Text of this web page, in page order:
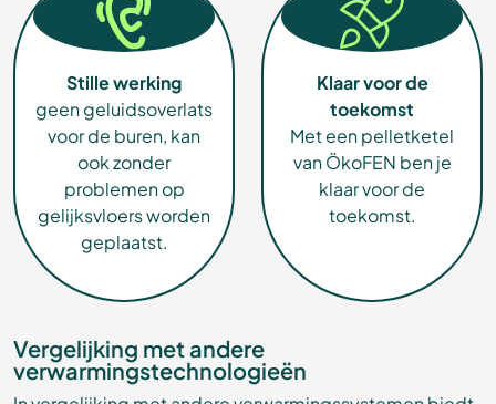
Stille werking
geen geluidsoverlats
voor de buren, kan
ook zonder
problemen op
gelijksvloers worden
geplaatst.
Klaar voor de
toekomst
Met een pelletketel
van ÖkoFEN ben je
klaar voor de
toekomst.
Vergelijking met andere
verwarmingstechnologieën